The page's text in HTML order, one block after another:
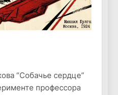
“Собачье сердце”
профессора